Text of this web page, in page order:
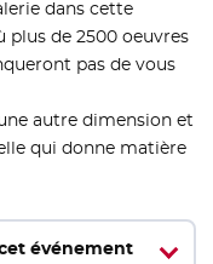
dans cette
plus de 2500 oeuvres
pas de vous
autre dimension et
qui donne matière
événement